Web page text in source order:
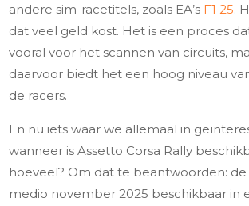
andere sim-racetitels, zoals EA’s F1 25.
dat veel geld kost. Het is een proces
vooral voor het scannen van circuits,
daarvoor biedt het een hoog niveau
de racers.
En nu iets waar we allemaal in
wanneer is Assetto Corsa Rally
hoeveel? Om dat te beantwoorden: de
medio november 2025 beschikbaar in